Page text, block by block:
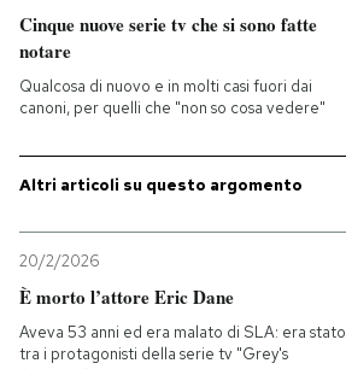
Cinque nuove serie tv che si sono fatte
notare
Qualcosa di nuovo e in molti casi fuori dai
canoni, per quelli che "non so cosa vedere"
Altri articoli su questo argomento
20/2/2026
È morto l’attore Eric Dane
Aveva 53 anni ed era malato di SLA: era stato
tra i protagonisti della serie tv "Grey's